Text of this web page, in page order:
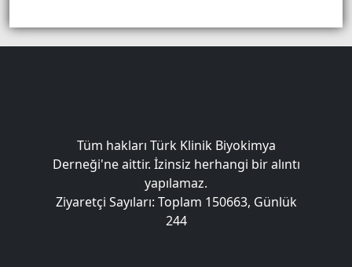
Tüm hakları Türk Klinik Biyokimya
Derneği'ne aittir. İzinsiz herhangi bir alıntı
yapılamaz.
Ziyaretçi Sayıları: Toplam 150663, Günlük
244